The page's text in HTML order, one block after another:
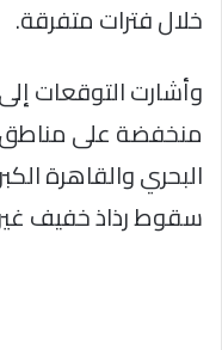
خلال فترات متفرقة.
وأشارت التوقعات
منخفضة على
البحري والقاهرة
سقوط رذاذ خفيف